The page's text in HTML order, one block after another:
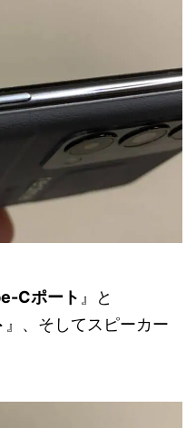
Cポート 』と
』、そしてスピーカー